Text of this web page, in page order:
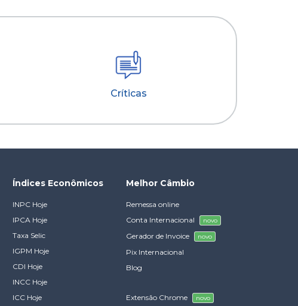
Críticas
Índices Econômicos
INPC Hoje
IPCA Hoje
Taxa Selic
IGPM Hoje
CDI Hoje
INCC Hoje
ICC Hoje
Melhor Câmbio
Remessa online
Conta Internacional
novo
Gerador de Invoice novo
Pix Internacional
Blog
Extensão Chrome novo